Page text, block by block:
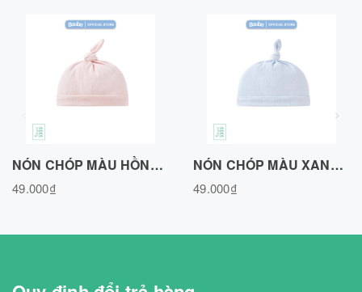
NÓN CHÓP MÀU HỒNG, VẢI COTTON AIR N020726PN
49.000₫
NÓN CHÓP MÀU XANH BIỂN, VẢI COTTON AIR N020726BLUE
49.000₫